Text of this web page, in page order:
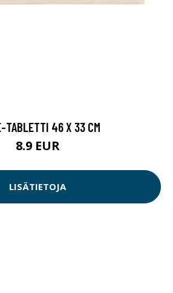
TABLETTI 46 X 33 CM
8.9 EUR
LISÄTIETOJA